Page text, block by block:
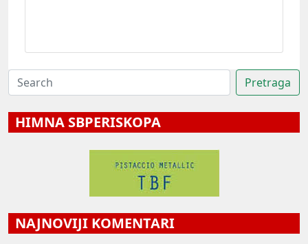
HIMNA SBPERISKOPA
NAJNOVIJI KOMENTARI